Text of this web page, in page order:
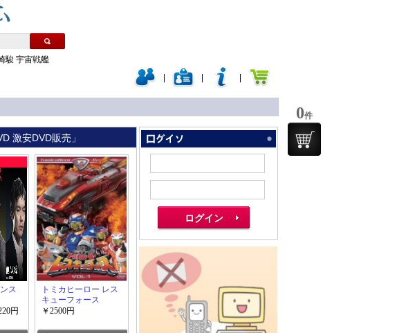
駿 宇宙戦艦
激安DVD販売」
ス
円
トミカヒーロー レス
キューフォース
￥2500円
0件